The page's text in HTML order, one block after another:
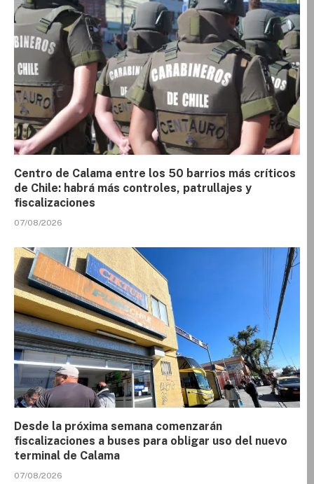
Centro de Calama entre los 50 barrios más críticos
de Chile: habrá más controles, patrullajes y
fiscalizaciones
07/08/2026
Desde la próxima semana comenzarán
fiscalizaciones a buses para obligar uso del nuevo
terminal de Calama
07/08/2026